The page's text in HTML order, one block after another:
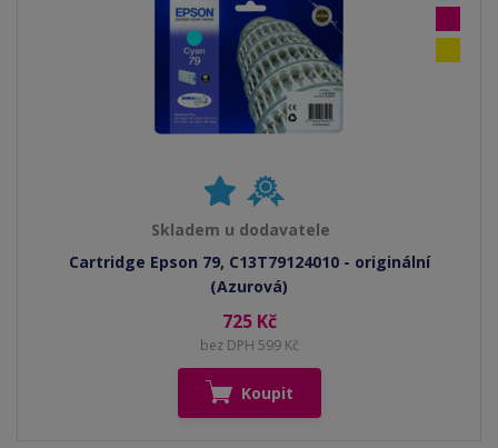
Skladem u dodavatele
Cartridge Epson 79, C13T79124010 - originální
(Azurová)
725 Kč
bez DPH 599 Kč
Koupit